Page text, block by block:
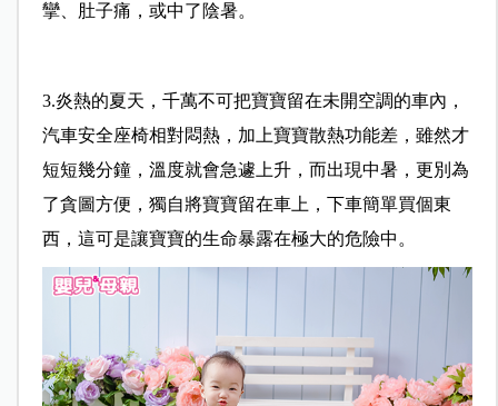
攣、肚子痛，或中了陰暑。
3.炎熱的夏天，千萬不可把寶寶留在未開空調的車內，
汽車安全座椅相對悶熱，加上寶寶散熱功能差，雖然才
短短幾分鐘，溫度就會急遽上升，而出現中暑，更別為
了貪圖方便，獨自將寶寶留在車上，下車簡單買個東
西，這可是讓寶寶的生命暴露在極大的危險中。